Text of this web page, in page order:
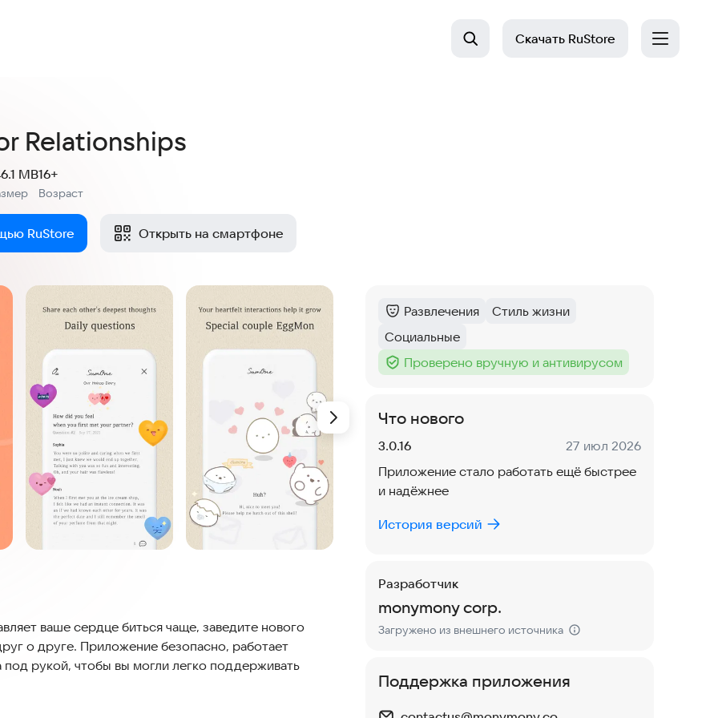
Скачать RuStore
Relationships
MB
Возраст
16+
RuStore Открыть на смартфоне
ваше сердце биться чаще, заведите нового
о друге. Приложение безопасно, работает
рукой, чтобы вы могли легко поддерживать
Категория :
Развлечения
Тег:
Стиль жизни
Тег:
Социальные
Тег :
Проверено вручную и антивирусом
Что нового
Версия:
3.0.16 Дата:
27 июл 2026
Приложение стало работать ещё быстрее
и надёжнее
История версий
Разработчик
monymony corp.
Загружено из внешнего источника
Поддержка приложения